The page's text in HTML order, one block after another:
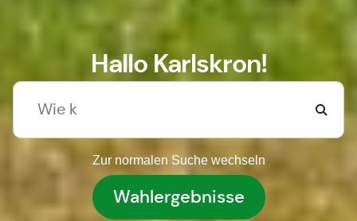
Hallo Karlskron!
Zur normalen Suche wechseln
Wahlergebnisse